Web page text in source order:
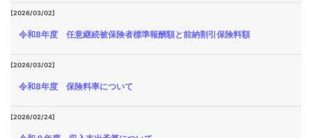
[2026/03/02]
令和8年度 任意継続被保険者標準報酬額と前納割引保険料額
[2026/03/02]
令和8年度 保険料率について
[2026/02/24]